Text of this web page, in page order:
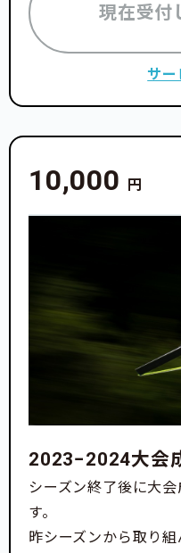
現在受付
サー
10,000 円
2023−2024大会
シーズン終了後に大
す。
昨シーズンから取り